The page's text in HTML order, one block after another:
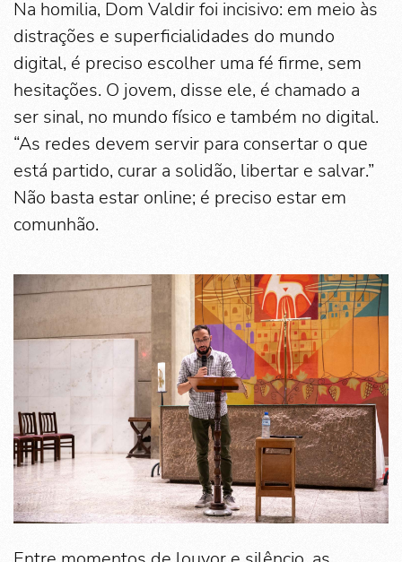
Na homilia, Dom Valdir foi incisivo: em meio às
distrações e superficialidades do mundo
digital, é preciso escolher uma fé firme, sem
hesitações. O jovem, disse ele, é chamado a
ser sinal, no mundo físico e também no digital.
“As redes devem servir para consertar o que
está partido, curar a solidão, libertar e salvar.”
Não basta estar online; é preciso estar em
comunhão.